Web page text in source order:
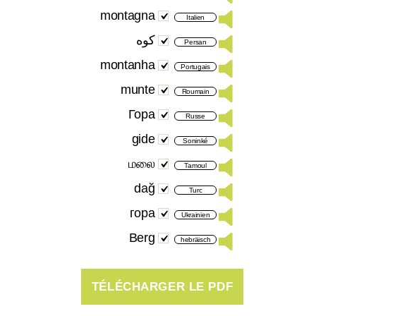
Italien
montagna
Persan کوه
Portugais
montanha
Roumain
munte
Russe
Гора
Soninké
gide
Tamoul
மலை
Turc
dağ
Ukrainien
гора
hebräisch
Berg